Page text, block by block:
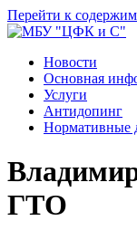
Перейти к
Новости
Основная
Услуги
Антидопинг
Нормативные
ГТО